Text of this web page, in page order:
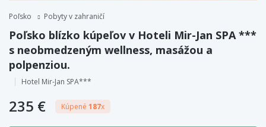
Poľsko Pobyty v zahraničí
Poľsko blízko kúpeľov v Hoteli Mir-Jan SPA ***
s neobmedzeným wellness, masážou a
polpenziou.
Hotel Mir-Jan SPA***
235 € Kúpené 187x